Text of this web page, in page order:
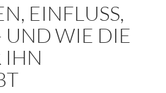
EINFLUSS,
UND WIE DIE
IHN